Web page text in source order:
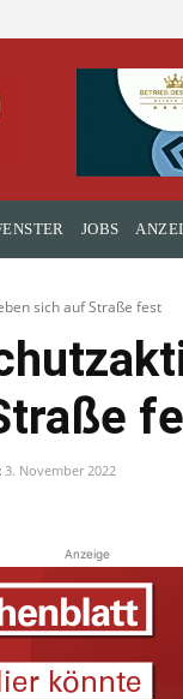
JOBS
sich auf Straße fest
3. November 2022
Anzeige